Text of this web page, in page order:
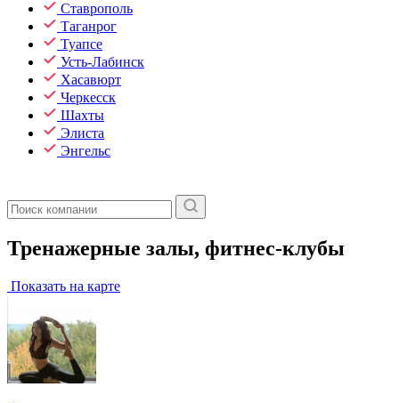
Ставрополь
Таганрог
Туапсе
Усть-Лабинск
Хасавюрт
Черкесск
Шахты
Элиста
Энгельс
Тренажерные залы, фитнес-клубы
Показать на карте